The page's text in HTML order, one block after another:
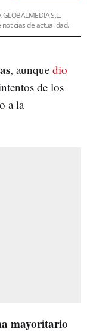
S.L.
de actualidad.
, aunque dio
de los
a la
mayoritario